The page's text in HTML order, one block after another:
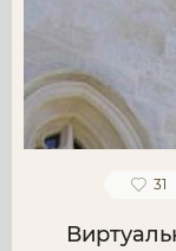
31